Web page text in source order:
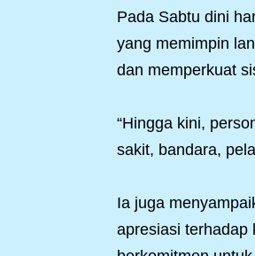
Pada Sabtu dini
yang memimpin
dan memperkuat
“Hingga kini,
sakit, bandara,
Ia juga
apresiasi terhadap